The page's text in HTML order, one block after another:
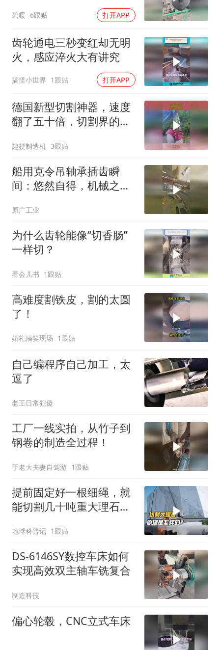
碧暖 6跟贴 打开APP
齿轮通电三秒变红却无明
火，感应淬火大有讲究
搞怪小世界 1跟贴 打开APP
德国新型切割神器，速度
翻了五十倍，切割界的劳
趣梗制造机 3跟贴
船用克令吊轴承插齿瞬
间：悠然自得，机械之美
原广工业
为什么齿轮能像“切香肠”
一样切？
看会儿书 1跟贴
高难度割铁皮，割的太圆
了！
婚礼搞笑现场 1跟贴
自己编程序自己加工，太
逗了
老王日常犯傻
工厂一线实拍，从竹子到
钢卷的制造全过程！
于老大夫妻自驾游 1跟贴
提前固定好一根细绳，就
能切割几十吨重大理石，
地球科普记 1跟贴
DS-6146SY数控车床如何
实现高效双主轴车铣复合
制造科技
偏心轮毂，CNC立式车床